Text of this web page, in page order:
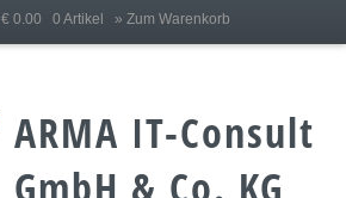
€ 0.00 0 Artikel » Zum Warenkorb
ARMA IT-Consult